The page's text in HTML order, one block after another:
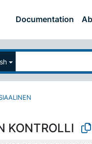
Documentation
KONTROLLI